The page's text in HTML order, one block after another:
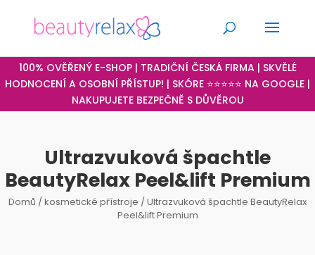
100% OVĚŘENÝ E-SHOP | TRADIČNÍ ČESKÁ FIRMA | SKVĚLÉ
HODNOCENÍ A OSOBNÍ PŘÍSTUP! | SKÓRE ⭐⭐⭐⭐⭐ NA GOOGLE |
NAKUPUJETE BEZPEČNĚ S DŮVĚROU
Ultrazvuková špachtle
BeautyRelax Peel&lift Premium
Domů /kosmetické přístroje / Ultrazvuková špachtle BeautyRelax
Peel&lift Premium